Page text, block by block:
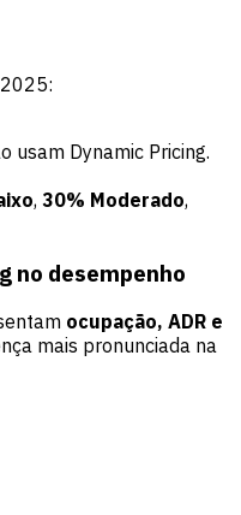
usam Dynamic Pricing.
, 30% Moderado,
no desempenho
ocupação, ADR e
mais pronunciada na